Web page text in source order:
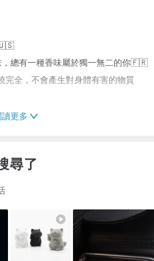
🇺🇸
，總有一種香味屬於獨一無二的你🇫🇷
完全，不會產生對身體有害的物質
更多
尋了